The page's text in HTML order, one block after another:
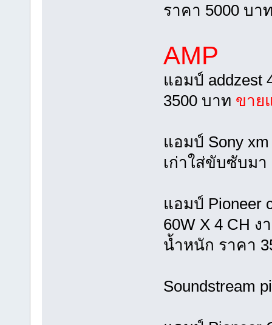
ราคา 5000 บา
AMP
แอมป์ addzest
3500 บาท ขาย
แอมป์ Sony xm
เก่าใส่ขับซับม
แอมป์ Pioneer
60W X 4 CH ง
น้ำหนัก ราคา
Soundstream